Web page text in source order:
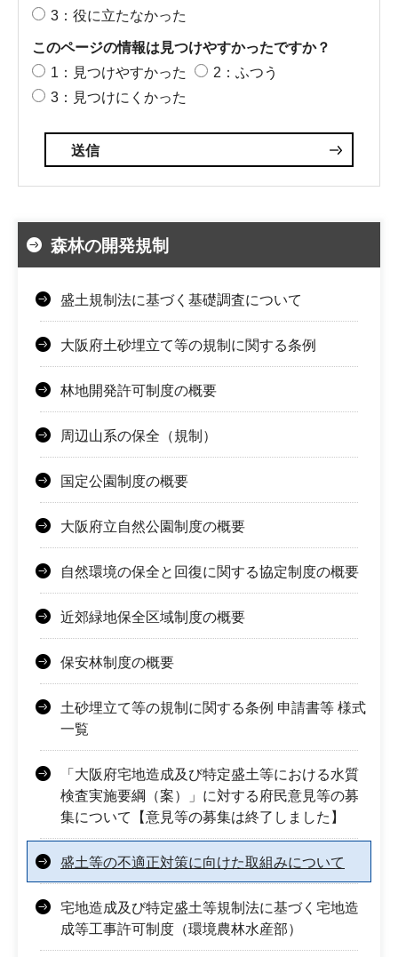
3：役に立たなかった
このページの情報は見つけやすかったですか？
1：見つけやすかった
2：ふつう
3：見つけにくかった
森林の開発規制
盛土規制法に基づく基礎調査について
大阪府土砂埋立て等の規制に関する条例
林地開発許可制度の概要
周辺山系の保全（規制）
国定公園制度の概要
大阪府立自然公園制度の概要
自然環境の保全と回復に関する協定制度の概要
近郊緑地保全区域制度の概要
保安林制度の概要
土砂埋立て等の規制に関する条例 申請書等 様式
一覧
「大阪府宅地造成及び特定盛土等における水質
検査実施要綱（案）」に対する府民意見等の募
集について【意見等の募集は終了しました】
盛土等の不適正対策に向けた取組みについて
宅地造成及び特定盛土等規制法に基づく宅地造
成等工事許可制度（環境農林水産部）